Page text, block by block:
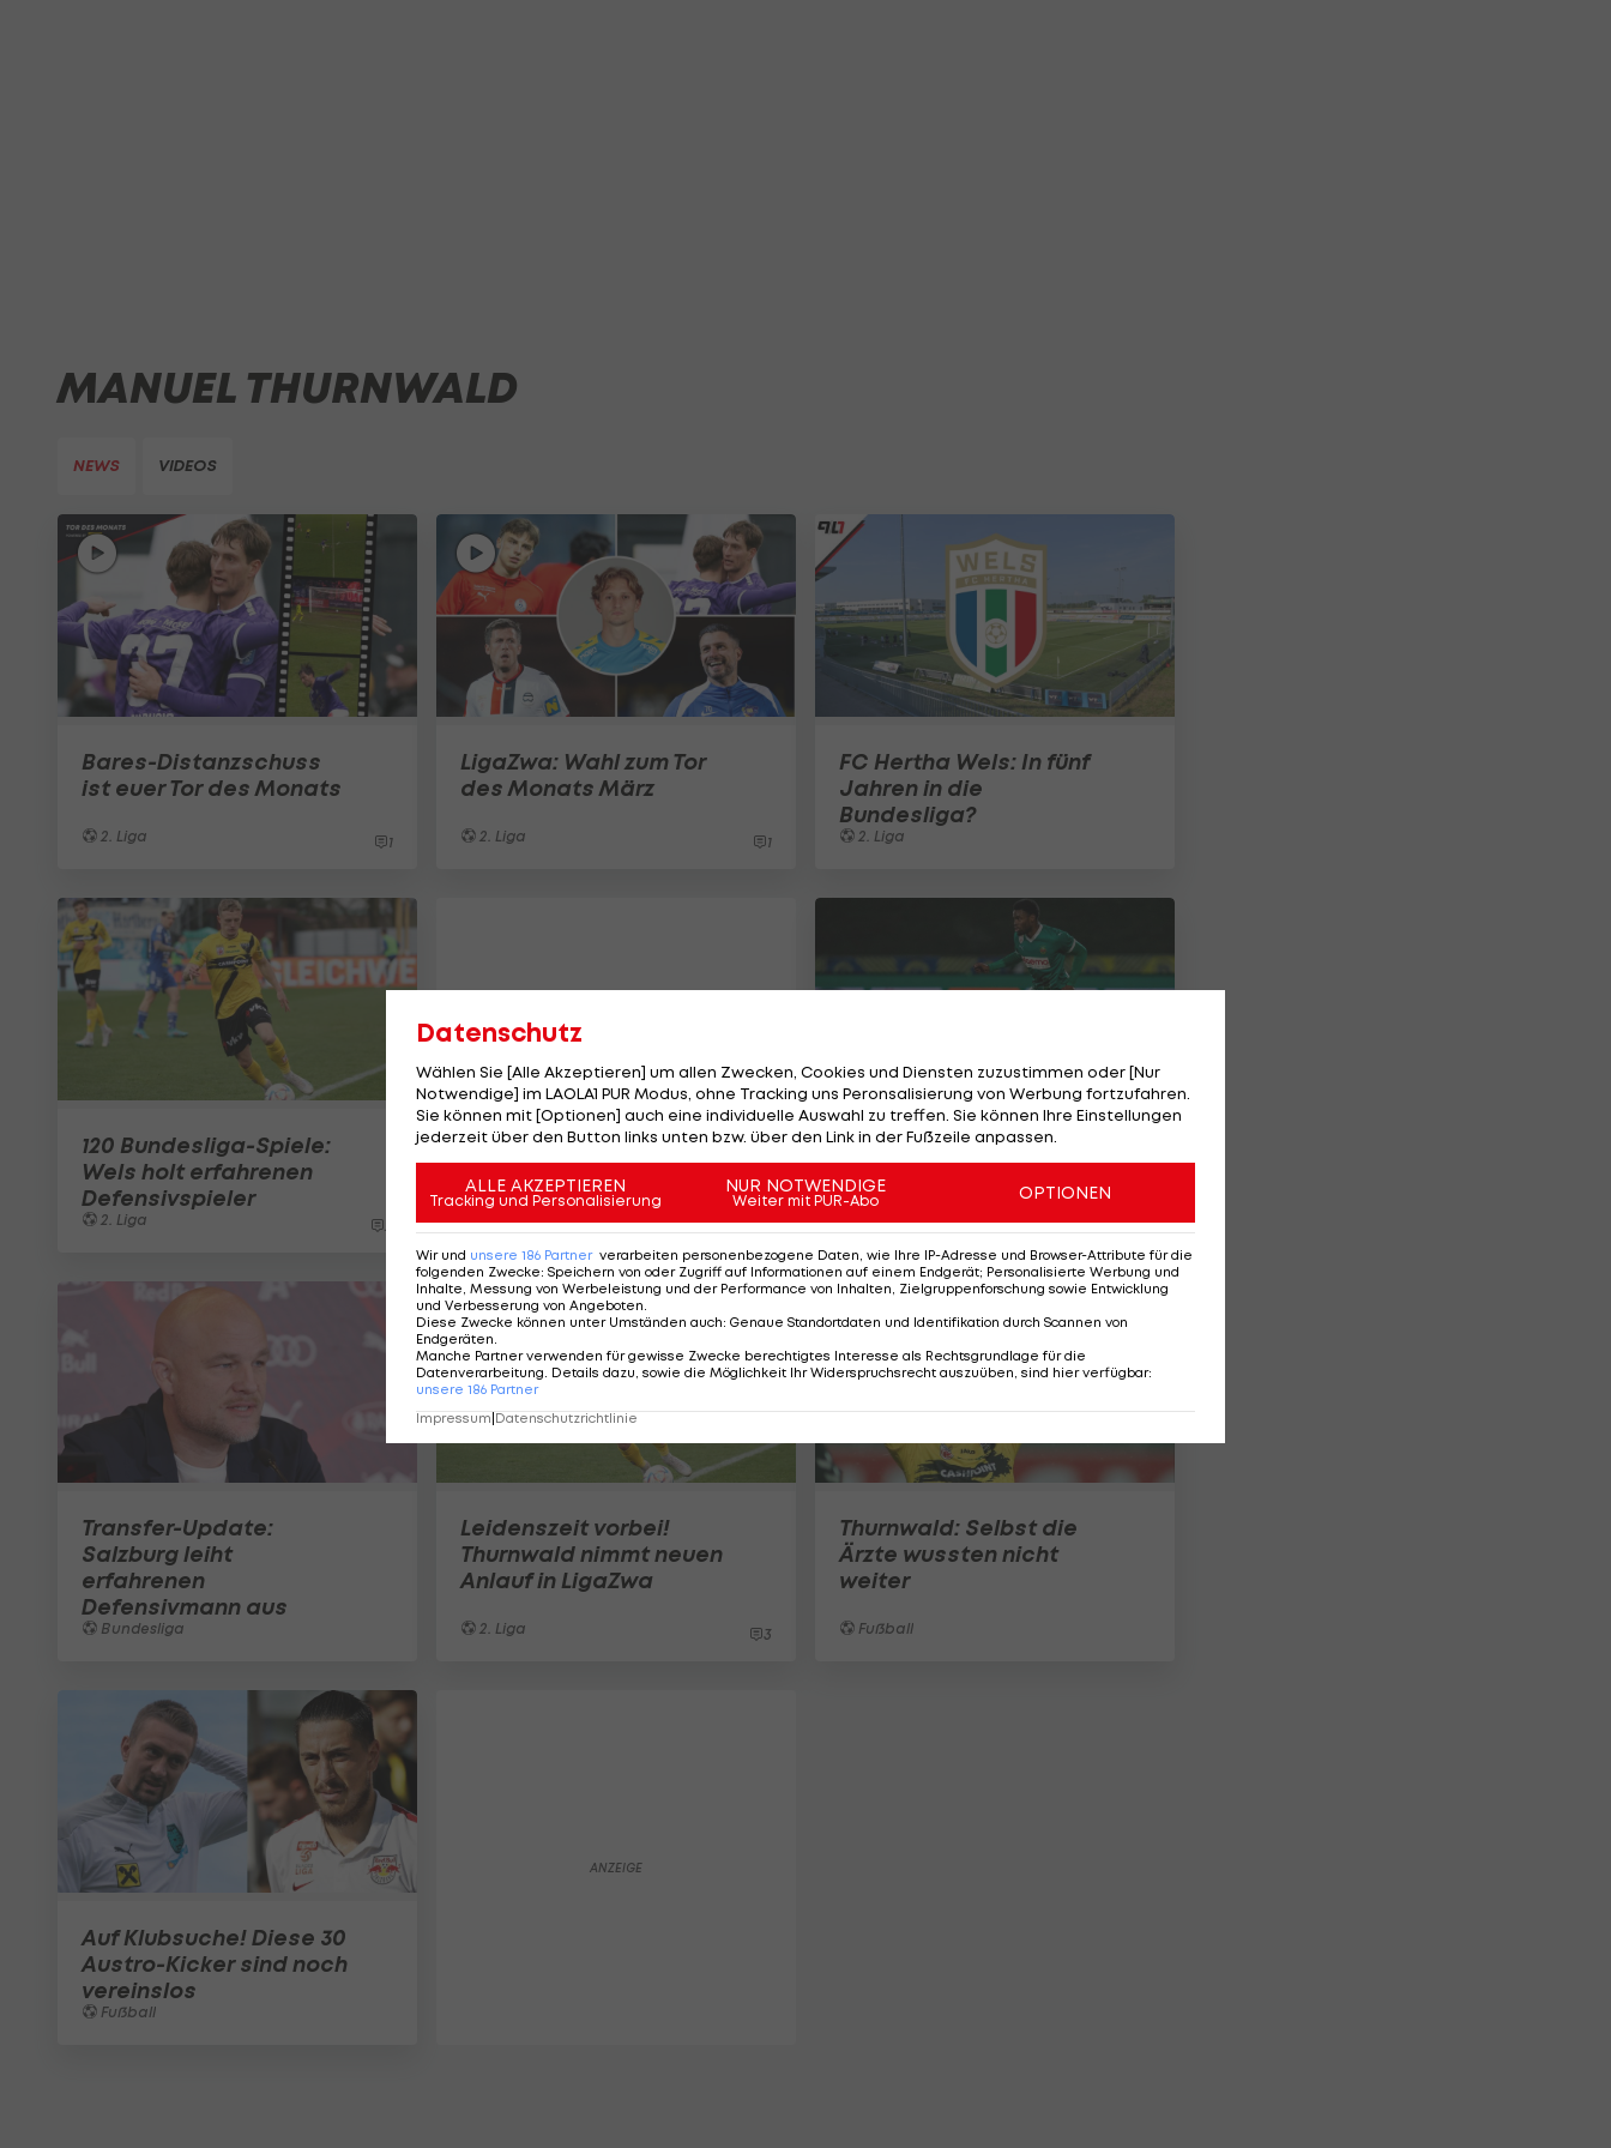
MANUEL THURNWALD
NEWS VIDEOS
Bares-Distanzschuss
ist euer Tor des Monats
2. Liga 1
LigaZwa: Wahl zum Tor
des Monats März
2. Liga 1
FC Hertha Wels: In fünf
Jahren in die
Bundesliga?
2. Liga
120 Bundesliga-Spiele:
Wels holt erfahrenen
Defensivspieler
2. Liga
Rapid verliert Test mit
vielen Youngstern
gegen den FAC
Bundesliga 29
Transfer-Update:
Salzburg leiht
erfahrenen
Defensivmann aus
Bundesliga
Leidenszeit vorbei!
Thurnwald nimmt neuen
Anlauf in LigaZwa
2. Liga 3
Thurnwald: Selbst die
Ärzte wussten nicht
weiter
Fußball
Auf Klubsuche! Diese 30
Austro-Kicker sind noch
vereinslos
Fußball
Datenschutz
Wählen Sie [Alle Akzeptieren] um allen Zwecken, Cookies und Diensten zuzustimmen oder [Nur
Notwendige] im LAOLA1 PUR Modus, ohne Tracking uns Peronsalisierung von Werbung fortzufahren.
Sie können mit [Optionen] auch eine individuelle Auswahl zu treffen. Sie können Ihre Einstellungen
jederzeit über den Button links unten bzw. über den Link in der Fußzeile anpassen.
ALLE AKZEPTIEREN
Tracking und Personalisierung
NUR NOTWENDIGE
Weiter mit PUR-Abo OPTIONEN
Wir und unsere 186 Partner verarbeiten personenbezogene Daten, wie Ihre IP-Adresse und Browser-Attribute für die
folgenden Zwecke: Speichern von oder Zugriff auf Informationen auf einem Endgerät; Personalisierte Werbung und
Inhalte, Messung von Werbeleistung und der Performance von Inhalten, Zielgruppenforschung sowie Entwicklung
und Verbesserung von Angeboten.
Diese Zwecke können unter Umständen auch: Genaue Standortdaten und Identifikation durch Scannen von
Endgeräten.
Manche Partner verwenden für gewisse Zwecke berechtigtes Interesse als Rechtsgrundlage für die
Datenverarbeitung. Details dazu, sowie die Möglichkeit Ihr Widerspruchsrecht auszuüben, sind hier verfügbar:
unsere 186 Partner
Impressum Datenschutzrichtlinie